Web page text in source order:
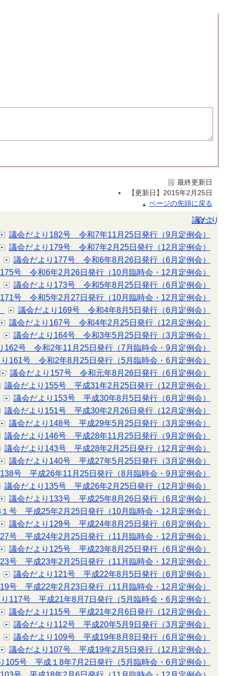
最終更新日
【更新日】 2015年2月25日
ページの先頭に戻る
議会だより
議会だより182号 令和7年11月25日発行（9月定例会）
議会だより179号 令和7年2月25日発行（12月定例会）
議会だより177号 令和6年8月26日発行（6月定例会）
号 令和6年2月26日発行（10月臨時会・12月定例会）
議会だより173号 令和5年8月25日発行（6月定例会）
号 令和5年2月27日発行（10月臨時会・12月定例会）
議会だより169号 令和4年8月5日発行（6月定例会）
議会だより167号 令和4年2月25日発行（12月定例会）
議会だより164号 令和3年5月25日発行（3月定例会）
162号 令和2年11月25日発行（7月臨時会・9月定例会）
161号 令和2年8月25日発行（5月臨時会・6月定例会）
議会だより157号 令和元年8月26日発行（6月定例会）
議会だより155号 平成31年2月25日発行（12月定例会）
議会だより153号 平成30年8月5日発行（6月定例会）
議会だより151号 平成30年2月26日発行（12月定例会）
議会だより148号 平成29年5月25日発行（3月定例会）
議会だより146号 平成28年11月25日発行（9月定例会）
議会だより143号 平成28年2月25日発行（12月定例会）
議会だより140号 平成27年5月25日発行（3月定例会）
号 平成26年11月25日発行（8月臨時会・9月定例会）
議会だより135号 平成26年2月25日発行（12月定例会）
議会だより133号 平成25年8月26日発行（6月定例会）
号 平成25年2月25日発行（10月臨時会・12月定例会）
議会だより129号 平成24年8月25日発行（6月定例会）
号 平成24年2月25日発行（11月臨時会・12月定例会）
議会だより125号 平成23年8月25日発行（6月定例会）
号 平成23年2月25日発行（11月臨時会・12月定例会）
議会だより121号 平成22年8月5日発行（6月定例会）
号 平成22年2月23日発行（11月臨時会・12月定例会）
117号 平成21年8月7日発行（5月臨時会・6月定例会）
議会だより115号 平成21年2月6日発行（12月定例会）
議会だより112号 平成20年5月9日発行（3月定例会）
議会だより109号 平成19年8月8日発行（6月定例会）
議会だより107号 平成19年2月5日発行（12月定例会）
105号 平成１8年7月2日発行（5月臨時会・6月定例会）